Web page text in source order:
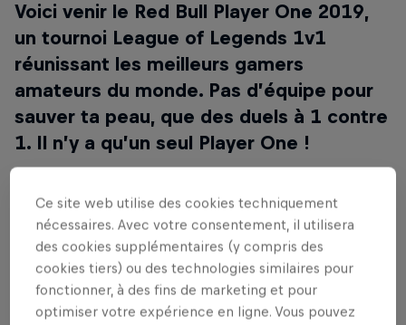
Voici venir le Red Bull Player One 2019,
un tournoi League of Legends 1v1
réunissant les meilleurs gamers
amateurs du monde. Pas d’équipe pour
sauver ta peau, que des duels à 1 contre
1. Il n’y a qu’un seul Player One !
pour la finale suisse qui aura lieu le 23.06.2019 au
Red Bull Media World à Lucerne. Qui sera le "Player
One" et s'envolera pour la finale mondiale à São
Paulo?
Ce site web utilise des cookies techniquement
nécessaires. Avec votre consentement, il utilisera
des cookies supplémentaires (y compris des
cookies tiers) ou des technologies similaires pour
fonctionner, à des fins de marketing et pour
optimiser votre expérience en ligne. Vous pouvez